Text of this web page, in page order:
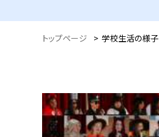
トップページ > 学校生活の様子